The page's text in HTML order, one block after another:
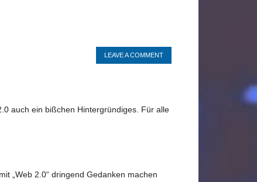
LEAVE A COMMENT
auch ein bißchen Hintergründiges. Für alle
„Web 2.0“ dringend Gedanken machen